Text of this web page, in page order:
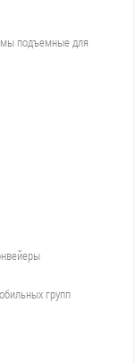
подъемные для
групп